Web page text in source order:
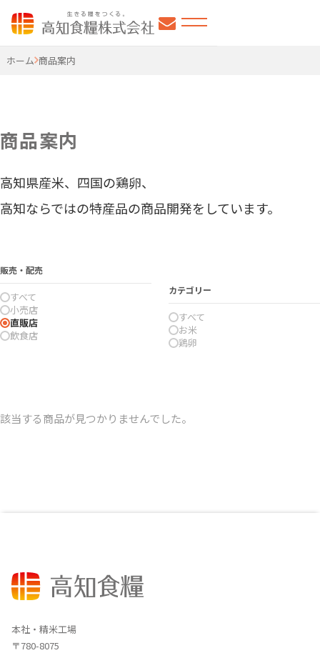
高知食糧株式会社
ホーム 商品案内
商品案内
高知県産米、四国の鶏卵、
高知ならではの特産品の商品開発をしています。
販売・配売
すべて
小売店
直販店
飲食店
カテゴリー
すべて
お米
鶏卵
該当する商品が見つかりませんでした。
本社・精米工場
〒780-8075